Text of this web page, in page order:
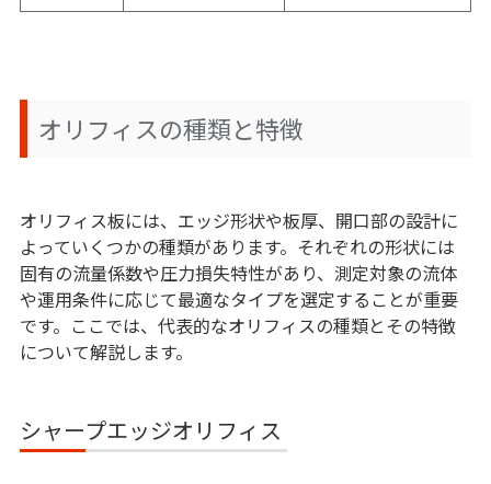
オリフィスの種類と特徴
オリフィス板には、エッジ形状や板厚、開口部の設計に
よっていくつかの種類があります。それぞれの形状には
固有の流量係数や圧力損失特性があり、測定対象の流体
や運用条件に応じて最適なタイプを選定することが重要
です。ここでは、代表的なオリフィスの種類とその特徴
について解説します。
シャープエッジオリフィス